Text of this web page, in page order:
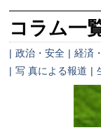
コラム一
| 政治・安全 | 経済
| 写 真による報道 |